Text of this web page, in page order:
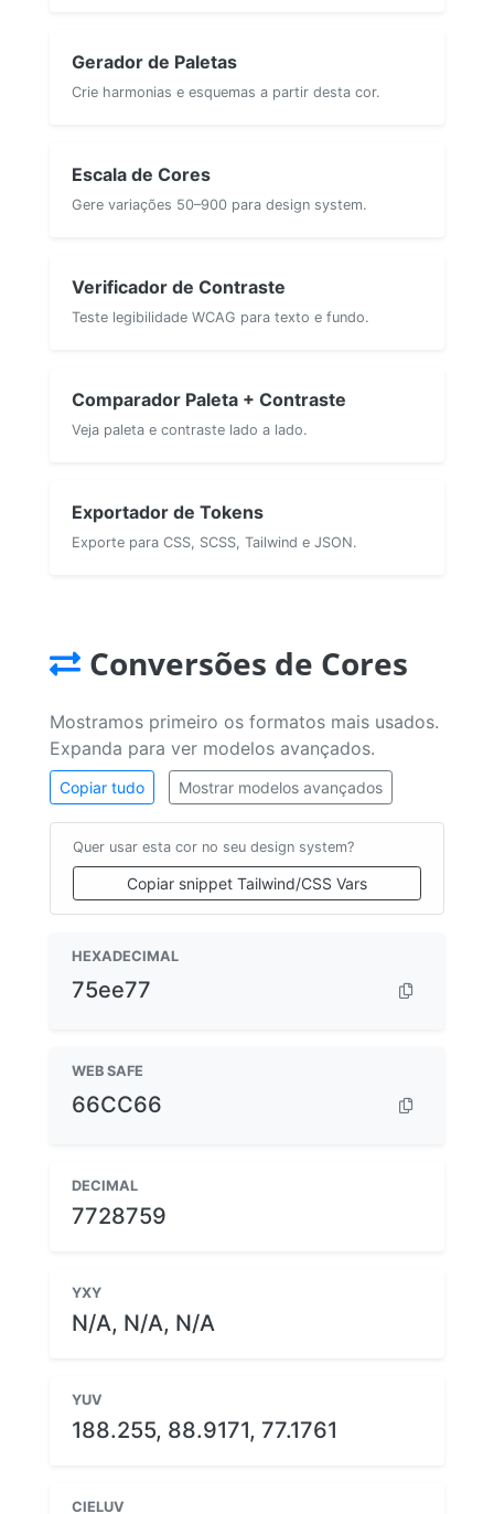
Gerador de Paletas
Crie harmonias e esquemas a partir desta cor.
Escala de Cores
Gere variações 50–900 para design system.
Verificador de Contraste
Teste legibilidade WCAG para texto e fundo.
Comparador Paleta + Contraste
Veja paleta e contraste lado a lado.
Exportador de Tokens
Exporte para CSS, SCSS, Tailwind e JSON.
Conversões de Cores
Mostramos primeiro os formatos mais usados.
Expanda para ver modelos avançados.
Copiar tudo Mostrar modelos avançados
Quer usar esta cor no seu design system?
Copiar snippet Tailwind/CSS Vars
HEXADECIMAL
75ee77
WEB SAFE
66CC66
DECIMAL
7728759
YXY
N/A, N/A, N/A
YUV
188.255, 88.9171, 77.1761
CIELUV